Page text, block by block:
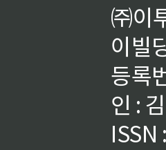
㈜이
이빌
등록
인 :